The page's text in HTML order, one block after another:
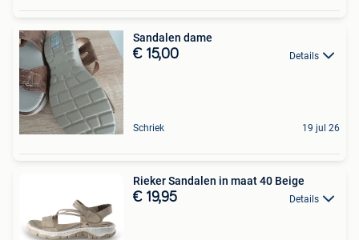
Sandalen dame
€ 15,00 Details
Schriek 19 jul 26
Rieker Sandalen in maat 40 Beige
€ 19,95 Details